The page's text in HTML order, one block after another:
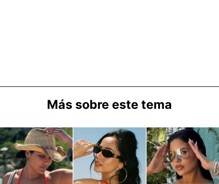
Más sobre este tema